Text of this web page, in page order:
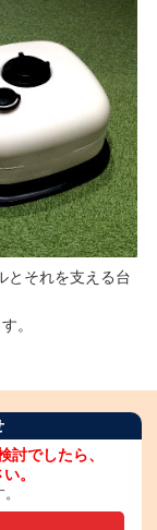
とそれを支える台
。
討でしたら、
。